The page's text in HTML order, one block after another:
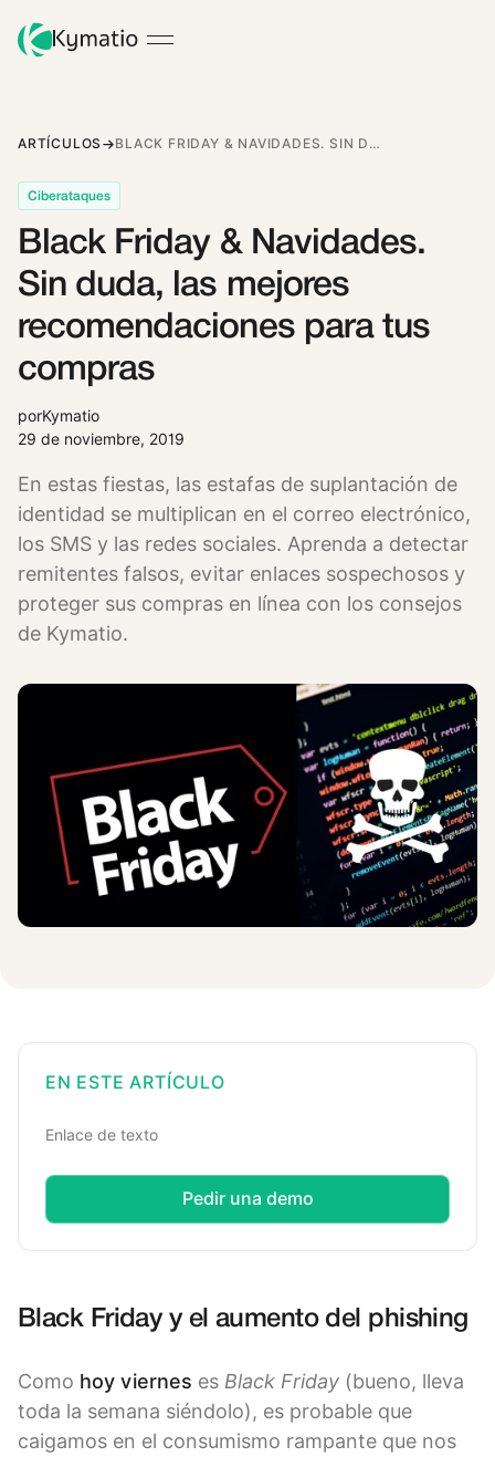
ARTÍCULOS BLACK FRIDAY & NAVIDADES. SIN DUDA, LAS MEJORES RECOMENDACIONES PARA TUS COMPRAS
Ciberataques
Black Friday & Navidades.
Sin duda, las mejores
recomendaciones para tus
compras
porKymatio
29 de noviembre, 2019
En estas fiestas, las estafas de suplantación de
identidad se multiplican en el correo electrónico,
los SMS y las redes sociales. Aprenda a detectar
remitentes falsos, evitar enlaces sospechosos y
proteger sus compras en línea con los consejos
de Kymatio.
EN ESTE ARTÍCULO
Enlace de texto
Pedir una demo
Black Friday y el aumento del phishing
Como hoy viernes es Black Friday (bueno, lleva
toda la semana siéndolo), es probable que
caigamos en el consumismo rampante que nos